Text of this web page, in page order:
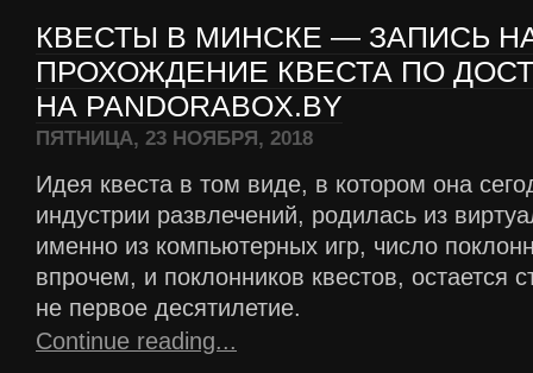
КВЕСТЫ В МИНСКЕ — ЗАПИСЬ
ПРОХОЖДЕНИЕ КВЕСТА ПО
НА PANDORABOX.BY
ПЯТНИЦА, 23 НОЯБРЯ, 2018
Идея квеста в том виде, в котором она
индустрии развлечений, родилась из
именно из компьютерных игр, число
впрочем, и поклонников квестов, остается
не первое десятилетие.
Continue reading...